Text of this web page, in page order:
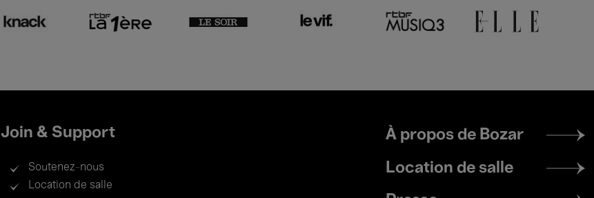
Join & Support
Soutenez-nous
Location de salle
Footer
menu
À propos de Bozar
Location de salle